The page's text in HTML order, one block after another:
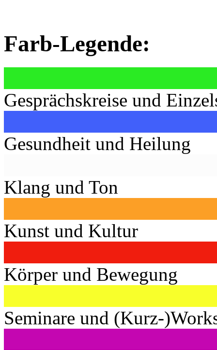
Farb-Legende:
Gesprächskreise und
Gesundheit und Heilung
Klang und Ton
Kunst und Kultur
Körper und Bewegung
Seminare und (Kurz-